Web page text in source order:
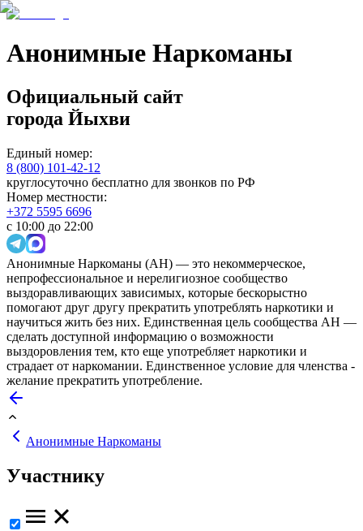
Анонимные Наркоманы
Официальный сайт
города Йыхви
Единый номер:
8 (800) 101-42-12
круглосуточно бесплатно для звонков по РФ
Номер местности:
+372 5595 6696
с 10:00 до 22:00
Анонимные Наркоманы (АН) — это некоммерческое,
непрофессиональное и нерелигиозное сообщество
выздоравливающих зависимых, которые бескорыстно
помогают друг другу прекратить употреблять наркотики и
научиться жить без них. Единственная цель сообщества АН —
сделать доступной информацию о возможности
выздоровления тем, кто еще употребляет наркотики и
страдает от наркомании. Единственное условие для членства -
желание прекратить употребление.
Анонимные Наркоманы
Участнику